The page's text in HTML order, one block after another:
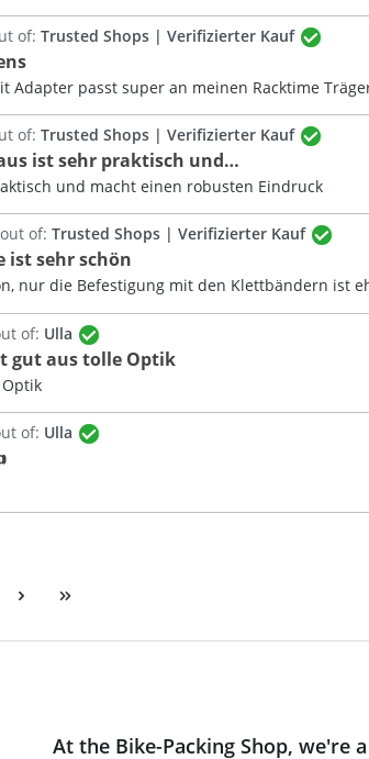
of: Trusted Shops | Verifizierter Kauf
of 5 stars
Adapter passt super an meinen Racktime
of: Trusted Shops | Verifizierter Kauf
of 5 stars
ist sehr praktisch und…
und macht einen robusten Eindruck
of: Trusted Shops | Verifizierter Kauf
of 5 stars
ist sehr schön
nur die Befestigung mit den Klettbändern ist
of: Ulla
of 5 stars
gut aus tolle Optik
of: Ulla
of 5 stars
At the Bike-Packing Shop, we're